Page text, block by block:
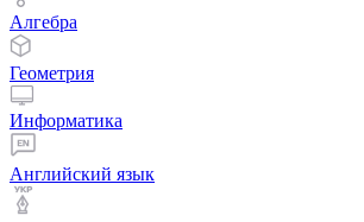
Алгебра
Геометрия
Информатика
Английский язык